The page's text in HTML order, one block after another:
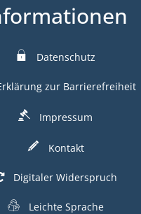
Datenschutz
zur Barrierefreiheit
Impressum
Kontakt
Digitaler Widerspruch
Leichte Sprache